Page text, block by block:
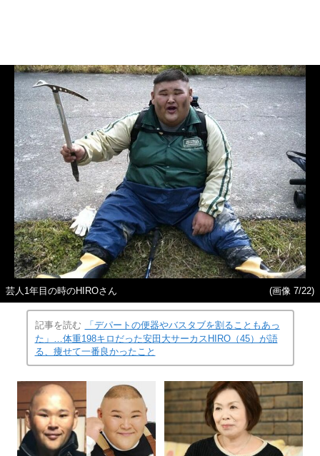
芸人1年目の時のHIROさん (画像 7/22)
記事を読む
「デパートの便器やバスタブを割ることもあっ
た」…体重198キロだった安田大サーカスHIRO（45）が語
る、痩せて一番良かったこと